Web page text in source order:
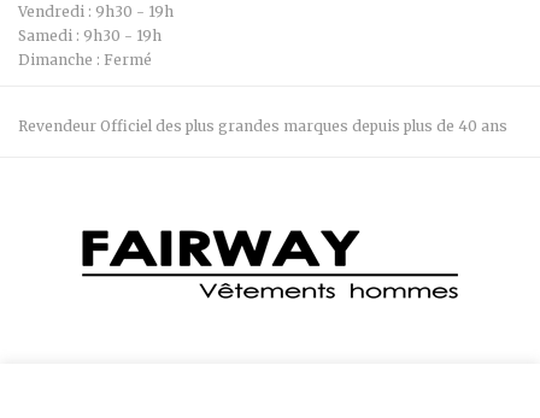
Vendredi : 9h30 - 19h
Samedi : 9h30 - 19h
Dimanche : Fermé
Revendeur Officiel des plus grandes marques depuis plus de 40 ans